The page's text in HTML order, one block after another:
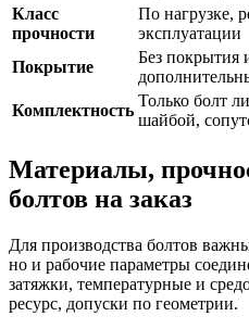
Класс
прочности
По нагрузке,
эксплуатации
Покрытие
Без покрытия
Комплектность
Только болт
шайбой,
Материалы,
болтов на заказ
Для производства болтов
но и рабочие параметры
затяжки, температурные и
ресурс, допуски по геометрии.